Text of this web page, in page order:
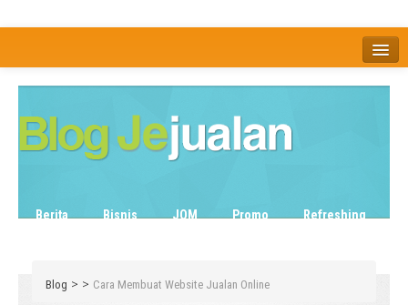
Tentang
Berita Bisnis JOM Promo
Refreshing
Blog > > Cara Membuat Website Jualan Online